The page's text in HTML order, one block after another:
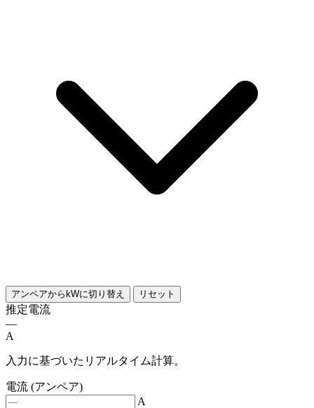
アンペアからkWに切り替え リセット
推定電流
—
A
入力に基づいたリアルタイム計算。
電流 (アンペア)
A